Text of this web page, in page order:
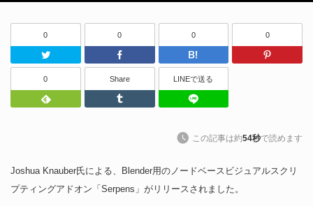
0
Twitter
0
Facebook
0
はてなブッ
0
0
Feedly
Share
Tumblr
LINEで送る
この記事は約54秒で読めます
Joshua Knauber氏による、Blender用のノードベースビジュアルスクリ
プティングアドオン「Serpens」がリリースされました。